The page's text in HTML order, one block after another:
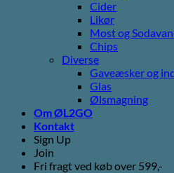
Cider
Likør
Most og
Chips
Diverse
Gaveæsker og
Glas
Ølsmagning
Om ØL2GO
Kontakt
Sign Up
Join
Fri fragt ved køb over 599,-